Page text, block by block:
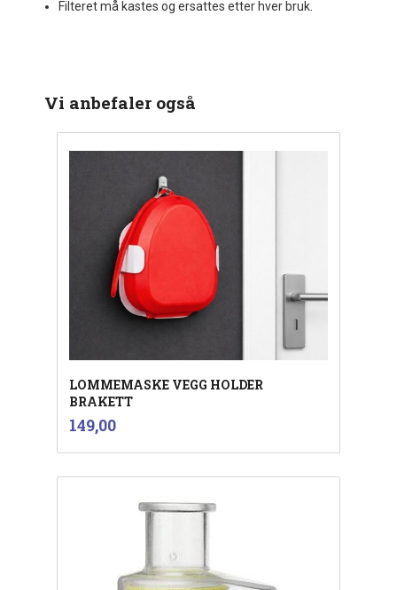
Filteret må kastes og ersattes etter hver bruk.
Vi anbefaler også
LOMMEMASKE VEGG HOLDER
BRAKETT
Pris
149,00mva.